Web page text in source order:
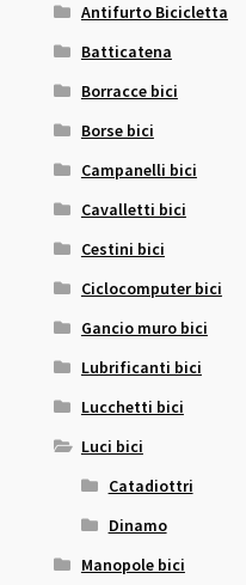
Antifurto Bicicletta
Batticatena
Borracce bici
Borse bici
Campanelli bici
Cavalletti bici
Cestini bici
Ciclocomputer bici
Gancio muro bici
Lubrificanti bici
Lucchetti bici
Luci bici
Catadiottri
Dinamo
Manopole bici